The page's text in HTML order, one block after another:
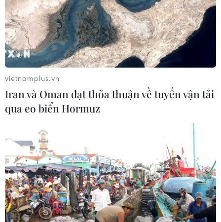
vietnamplus.vn
Iran và Oman đạt thỏa thuận về tuyến vận tải
qua eo biển Hormuz